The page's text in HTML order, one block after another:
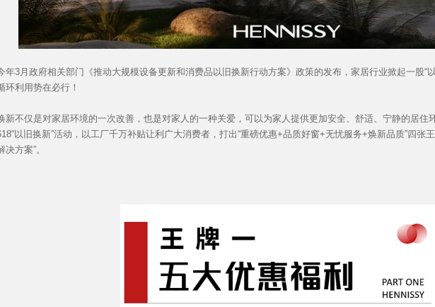
月政府相关部门《推动大规模设备更新和消费品以旧换新行动方案》政策的发布，家居行业掀起一股“
环利用势在必行！
不仅是对家居环境的一次改善，也是对家人的一种关爱，可以为家人提供更加安全、舒适、宁静的居住
以旧换新”活动，以工厂千万补贴让利广大消费者，打出“重磅优惠+品质好窗+无忧服务+焕新品质”四张
方案”。